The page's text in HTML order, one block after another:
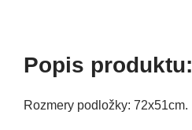
Popis produktu:
Rozmery podložky: 72x51cm.